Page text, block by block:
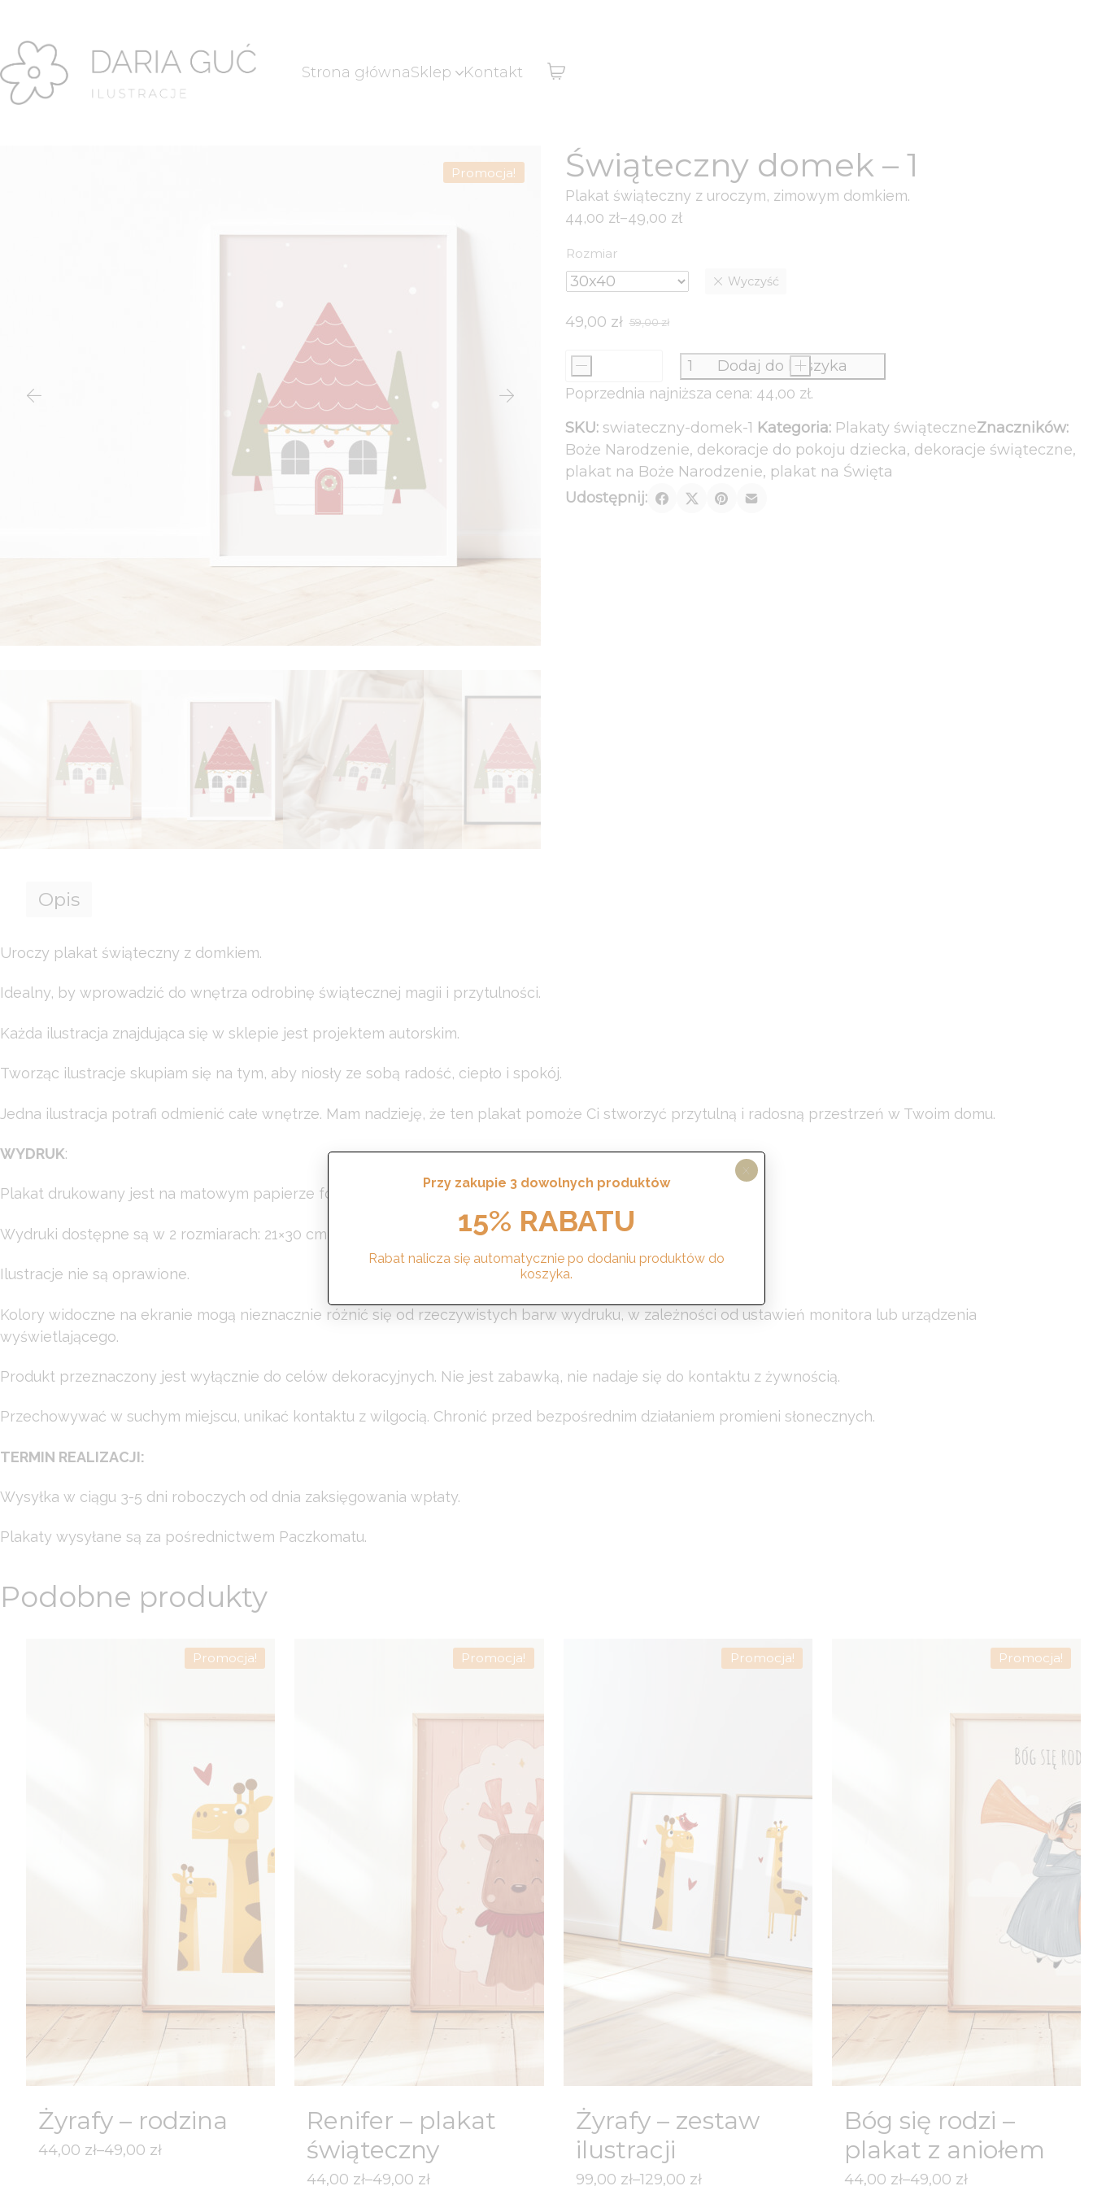
Strona głównaSklep Kontakt
Promocja! Świąteczny domek – 1
Plakat świąteczny z uroczym, zimowym domkiem.
44,00 zł–49,00 zł
Zakres
cen:
od
44,00 zł
do
Rozmiar
Wyczyść
59,00zł
Pierwotna
cena
wynosiła:
59,00 zł.
49,00 zł
Aktualna
cena
wynosi:
49,00 zł.
ilość
Świąteczny
domek
-
- +
Dodaj do koszyka
Poprzednia najniższa cena: 44,00 zł.
SKU: swiateczny-domek-1 Kategoria: Plakaty świąteczneZnaczników:
Boże Narodzenie, dekoracje do pokoju dziecka, dekoracje świąteczne,
plakat na Boże Narodzenie, plakat na Święta
Udostępnij:
Opis
Uroczy plakat świąteczny z domkiem.
Idealny, by wprowadzić do wnętrza odrobinę świątecznej magii i przytulności.
Każda ilustracja znajdująca się w sklepie jest projektem autorskim.
Tworząc ilustracje skupiam się na tym, aby niosły ze sobą radość, ciepło i spokój.
Jedna ilustracja potrafi odmienić całe wnętrze. Mam nadzieję, że ten plakat pomoże Ci stworzyć przytulną i radosną przestrzeń w Twoim domu.
WYDRUK:
Plakat drukowany jest na matowym papierze fotograficznym Epson Archival o gramaturze 189 g/m².
Wydruki dostępne są w 2 rozmiarach: 21×30 cm lub 30×40 cm
Ilustracje nie są oprawione.
Kolory widoczne na ekranie mogą nieznacznie różnić się od rzeczywistych barw wydruku, w zależności od ustawień monitora lub urządzenia
wyświetlającego.
Produkt przeznaczony jest wyłącznie do celów dekoracyjnych. Nie jest zabawką, nie nadaje się do kontaktu z żywnością.
Przechowywać w suchym miejscu, unikać kontaktu z wilgocią. Chronić przed bezpośrednim działaniem promieni słonecznych.
TERMIN REALIZACJI:
Wysyłka w ciągu 3-5 dni roboczych od dnia zaksięgowania wpłaty.
Plakaty wysyłane są za pośrednictwem Paczkomatu.
Podobne produkty
Promocja!
Żyrafy – rodzina
44,00 zł–49,00 zł
Zakres
Promocja!
Renifer – plakat
świąteczny
44,00 zł–49,00 zł
Zakres
Promocja!
Żyrafy – zestaw
ilustracji
99,00 zł–129,00 zł
Zakres
Promocja!
Bóg się rodzi –
plakat z aniołem
44,00 zł–49,00 zł
Zakres
Przy zakupie 3 dowolnych produktów
15% RABATU
Rabat nalicza się automatycznie po dodaniu produktów do
koszyka.
X